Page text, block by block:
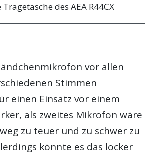
des AEA R44CX
vor allen
Stimmen
einen Einsatz vor einem
als zweites Mikrofon wäre
zu teuer und zu schwer zu
könnte es das locker